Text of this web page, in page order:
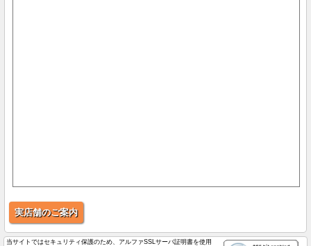
実店舗のご案内
当サイトではセキュリティ保護のため、アルファSSLサーバ証明書を使用